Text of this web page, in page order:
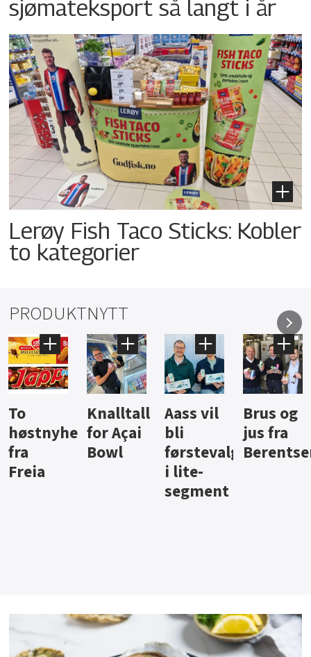
sjømateksport så langt i år
Lerøy Fish Taco Sticks: Kobler
to kategorier
PRODUKTNYTT
Knalltall
for Açai
Bowl
Aass vil
bli
førstevalg
Brus og
jus fra
Berentsen
Hard
iste fra
Hansa